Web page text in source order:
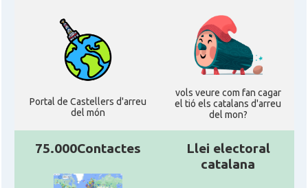
Portal de Castellers d'arreu
del món
vols veure com fan cagar
el tió els catalans d'arreu
del mon?
75.000Contactes
Llei electoral
catalana